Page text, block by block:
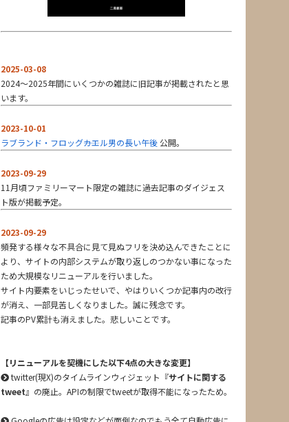
2025-03-08
2024～2025年間にいくつかの雑誌に旧記事が掲載されたと思
います。
2023-10-01
ラブランド・フロッグ――カエル男の長い午後公開。
2023-09-29
11月頃ファミリーマート限定の雑誌に過去記事のダイジェス
ト版が掲載予定。
2023-09-29
頻発する様々な不具合に見て見ぬフリを決め込んできたことに
より、サイトの内部システムが取り返しのつかない事になった
ため大規模なリニューアルを行いました。
サイト内要素をいじったせいで、やはりいくつか記事内の改行
が消え、一部見苦しくなりました。誠に残念です。
記事のPV累計も消えました。悲しいことです。
【リニューアルを契機にした以下4点の大きな変更】
twitter(現X)のタイムラインウィジェット『サイトに関する
tweet』の廃止。APIの制限でtweetが取得不能になったため。